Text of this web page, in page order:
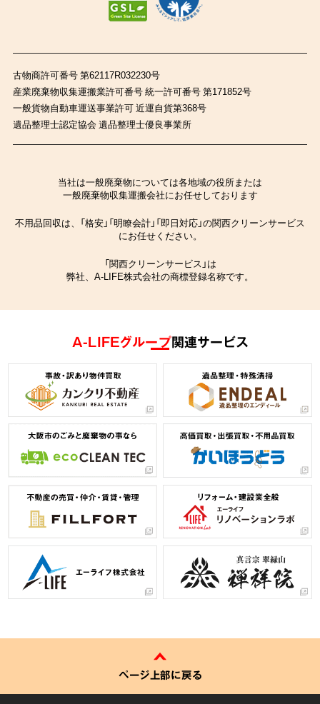
古物商許可番号 第62117R032230号
産業廃棄物収集運搬業許可番号 統一許可番号 第171852号
一般貨物自動車運送事業許可 近運自貨第368号
遺品整理士認定協会 遺品整理士優良事業所
当社は一般廃棄物については各地域の役所または
一般廃棄物収集運搬会社にお任せしております
不用品回収は、「格安」「明瞭会計」「即日対応」の関西クリーンサービス
にお任せください。
「関西クリーンサービス」は
弊社、A-LIFE株式会社の商標登録名称です。
A-LIFEグループ関連サービス
ページ上部に戻る